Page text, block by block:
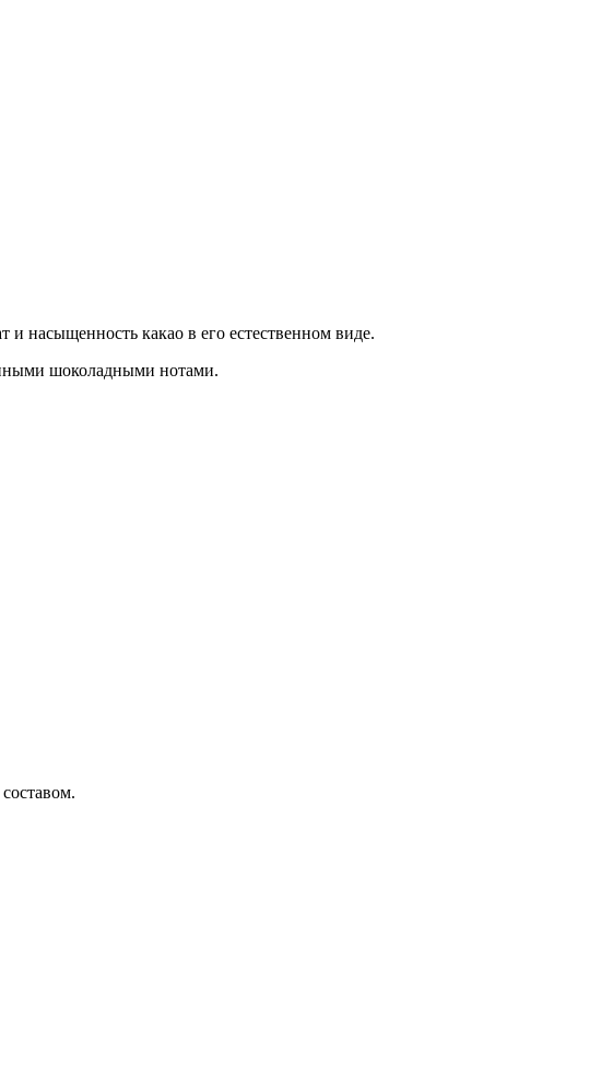
насыщенность какао в его естественном виде.
шоколадными нотами.